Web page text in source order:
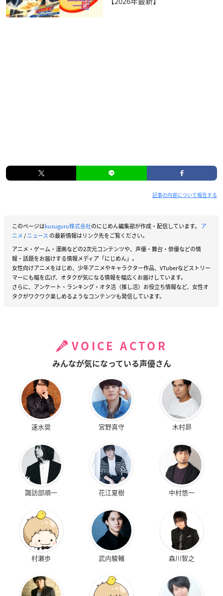
記事の内容について報告する
このページはkusuguru株式会社のにじめん編集部が作成・配信しています。 ア
ニメ/ニュース の最新情報はリンク先をご覧ください。
アニメ・ゲーム・漫画などの2次元コンテンツや、声優・舞台・俳優などの情
報・話題をお届けする情報メディア「にじめん」。
女性向けアニメをはじめ、少年アニメやキャラクター作品、VTuberなどストリー
マーにも幅を広げ、オタクが気になる情報を幅広くお届けしています。
さらに、アンケート・ランキング・オタ活（推し活）お役立ち情報など、女性オ
タクがワクワク楽しめるようなコンテンツも発信しています。
VOICE ACTOR
みんなが気になっている声優さん
速水奨 宮野真守 木村昴
諏訪部順一 花江夏樹 中村悠一
村瀬歩 武内駿輔 森川智之